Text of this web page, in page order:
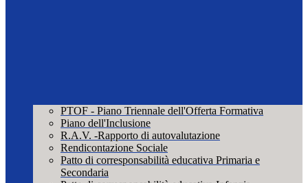
PTOF - Piano Triennale dell'Offerta Formativa
Piano dell'Inclusione
R.A.V. -Rapporto di autovalutazione
Rendicontazione Sociale
Patto di corresponsabilità educativa Primaria e
Secondaria